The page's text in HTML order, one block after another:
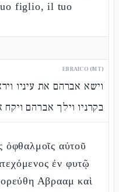
figlio, il tuo
EBRAICO (MT)
וישא אברהם את עיניו
בקרניו וילך אברהם
ὀφθαλμοῖς αὐτοῦ
ἐν φυτῷ
Αβρααμ καὶ